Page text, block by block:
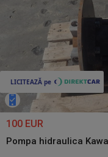
100 EUR
Pompa hidraulica